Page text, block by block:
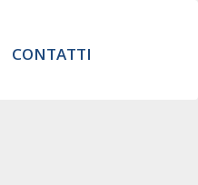
CONTATTI